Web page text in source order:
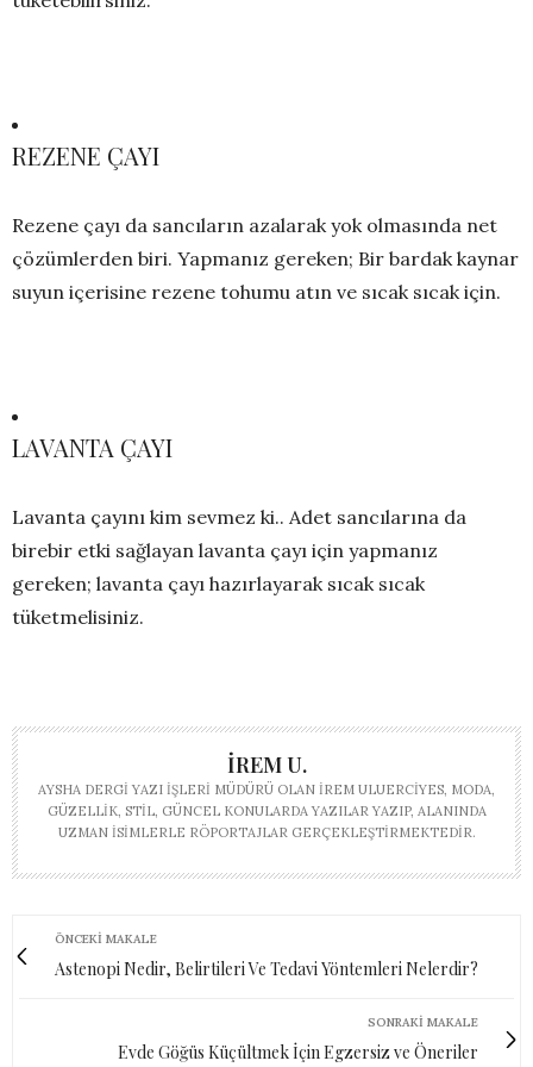
REZENE ÇAYI
Rezene çayı da sancıların azalarak yok olmasında net
çözümlerden biri. Yapmanız gereken; Bir bardak kaynar
suyun içerisine rezene tohumu atın ve sıcak sıcak için.
LAVANTA ÇAYI
Lavanta çayını kim sevmez ki.. Adet sancılarına da
birebir etki sağlayan lavanta çayı için yapmanız
gereken; lavanta çayı hazırlayarak sıcak sıcak
tüketmelisiniz.
İREM U.
AYSHA DERGI YAZI İŞLERI MÜDÜRÜ OLAN İREM ULUERCIYES, MODA,
GÜZELLIK, STIL, GÜNCEL KONULARDA YAZILAR YAZIP, ALANINDA
UZMAN ISIMLERLE RÖPORTAJLAR GERÇEKLEŞTIRMEKTEDIR.
ÖNCEKI MAKALE
Astenopi Nedir, Belirtileri Ve Tedavi Yöntemleri Nelerdir?
SONRAKI MAKALE
Evde Göğüs Küçültmek İçin Egzersiz ve Öneriler